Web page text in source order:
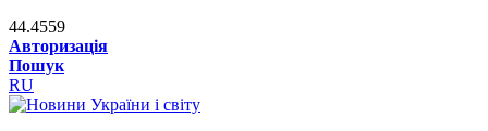
44.4559
Авторизація
Пошук
RU